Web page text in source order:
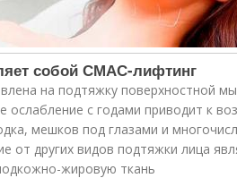
собой СМАС-лифтинг
на подтяжку поверхностной
ослабление с годами приводит к
мешков под глазами и
от других видов подтяжки лица
жировую ткань